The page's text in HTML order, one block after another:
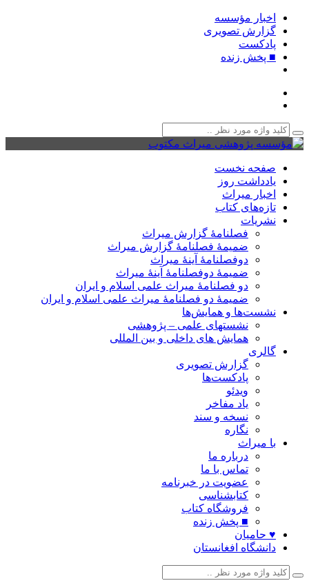
اخبار مؤسسه
گزارش تصویری
پادکست‌
■ پخش زنده
صفحه نخست
یادداشت روز
اخبار میراث
تازه‌های کتاب
نشریات
فصلنامۀ گزارش میراث
ضمیمۀ فصلنامۀ گزارش میراث
دوفصلنامۀ آینۀ میراث
ضمیمۀ دوفصلنامۀ آینۀ میراث
دو فصلنامۀ میراث علمی اسلام و ایران
ضمیمۀ دو فصلنامۀ میراث علمی اسلام و ایران
نشست‌ها و همایش‌ها
نشستهای علمی – پژوهشی
همایش های داخلی و بین المللی
گالری
گزارش تصویری
پادکست‌ها
ویدئو
یاد مفاخر
نسخه و سند
نگاره
با میراث
درباره ما
تماس با ما
عضویت در خبرنامه
کتابشناسی
فروشگاه کتاب
■ پخش زنده
♥ حامیان
دانشگاه افغانستان